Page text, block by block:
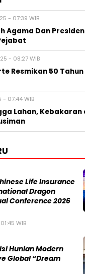
- 07:39 WIB
Agama Dan
- 08:27 WIB
Resmikan 50 Tahun
- 07:44 WIB
Lahan,
Life Insurance
Dragon
Conference 2026
WIB
Hunian Modern
Global “Dream